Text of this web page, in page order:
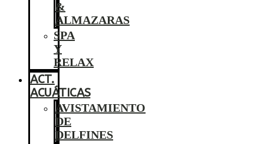
&
ALMAZARAS
SPA
Y
RELAX
ACT.
ACUÁTICAS
AVISTAMIENTO
DE
DELFINES